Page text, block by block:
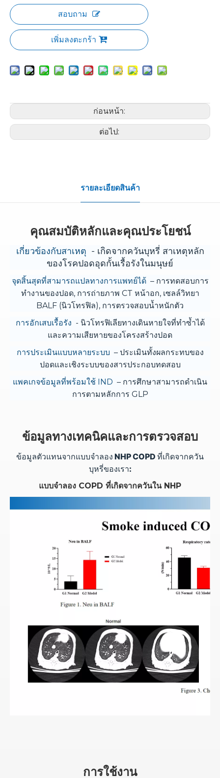
สอบถาม
เพิ่มลงตะกร้า
ก่อนหน้า:
ต่อไป:
รายละเอียดสินค้า
คุณสมบัติหลักและคุณประโยชน์
เกี่ยวข้องกับสาเหตุ - เกิดจากควันบุหรี่ สาเหตุหลัก
ของโรคปอดอุดกั้นเรื้อรังในมนุษย์
จุดสิ้นสุดที่สามารถแปลทางการแพทย์ได้ – การทดสอบการ
ทำงานของปอด, การถ่ายภาพ CT หน้าอก, เซลล์วิทยา
BALF (นิวโทรฟิล), การตรวจสอบน้ำหนักตัว
การอักเสบเรื้อรัง - นิวโทรฟิเลียทางเดินหายใจที่ทำซ้ำได้
และความเสียหายของโครงสร้างปอด
การประเมินแบบหลายระบบ – ประเมินทั้งผลกระทบของ
ปอดและเชิงระบบของสารประกอบทดสอบ
แพคเกจข้อมูลที่พร้อมใช้ IND – การศึกษาสามารถดำเนิน
การตามหลักการ GLP
ข้อมูลทางเทคนิคและการตรวจสอบ
ข้อมูลตัวแทนจากแบบจำลอง NHP COPD ที่เกิดจากควัน
บุหรี่ของเรา:
แบบจำลอง COPD ที่เกิดจากควันใน NHP
การใช้งาน